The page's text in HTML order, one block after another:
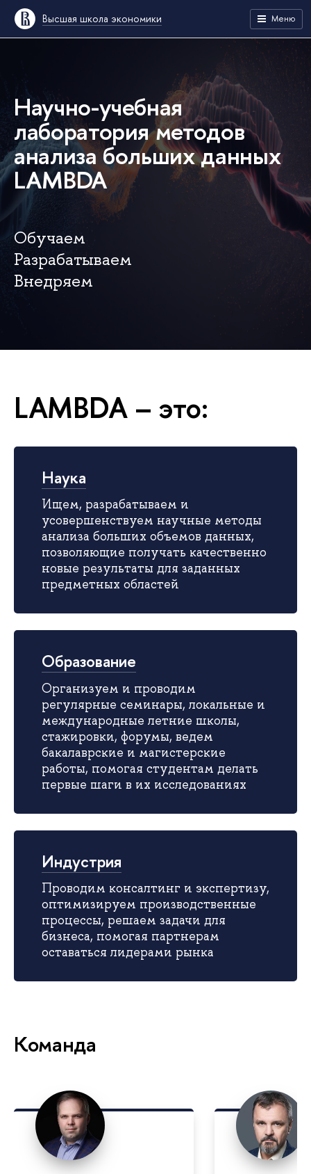
Высшая школа экономики Меню
Научно-учебная
лаборатория методов
анализа больших данных
LAMBDA
Обучаем
Разрабатываем
Внедряем
LAMBDA – это:
Наука
Ищем, разрабатываем и
усовершенствуем научные методы
анализа больших объемов данных,
позволяющие получать качественно
новые результаты для заданных
предметных областей
Образование
Организуем и проводим
регулярные семинары, локальные и
международные летние школы,
стажировки, форумы, ведем
бакалаврские и магистерские
работы, помогая студентам делать
первые шаги в их исследованиях
Индустрия
Проводим консалтинг и экспертизу,
оптимизируем производственные
процессы, решаем задачи для
бизнеса, помогая партнерам
оставаться лидерами рынка
Команда